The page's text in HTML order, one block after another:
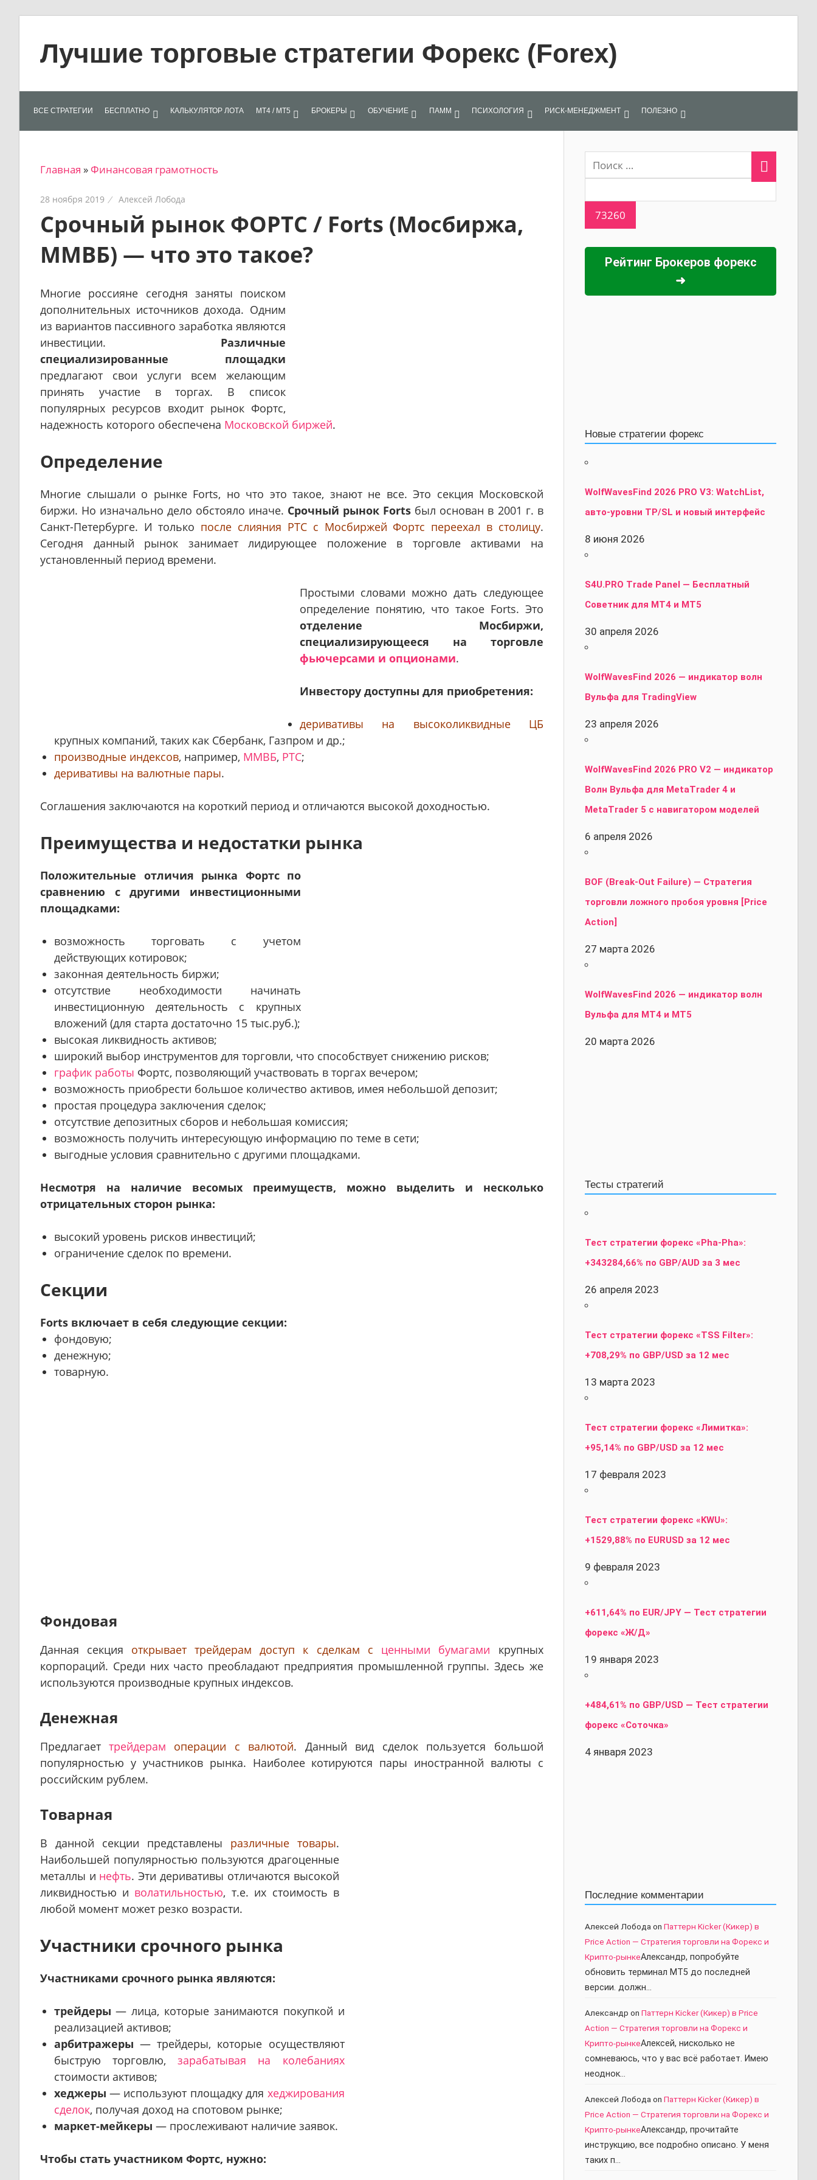
contentЛучшие торговые стратегии Форекс (Forex)
для
рынках:
сигналы,
новости…
ВСЕ СТРАТЕГИИ БЕСПЛАТНО КАЛЬКУЛЯТОР ЛОТА МТ4 / МТ5 БРОКЕРЫ ОБУЧЕНИЕ ПАММ ПСИХОЛОГИЯ РИСК-МЕНЕДЖМЕНТ ПОЛЕЗНО
Главная » Финансовая грамотность
28 ноября 2019 Алексей Лобода
Срочный рынок ФОРТС / Forts (Мосбиржа,
ММВБ) — что это такое?
Многие россияне сегодня заняты поиском
дополнительных источников дохода. Одним
из вариантов пассивного заработка являются
инвестиции. Различные
специализированные площадки
предлагают свои услуги всем желающим
принять участие в торгах. В список
популярных ресурсов входит рынок Фортс,
надежность которого обеспечена Московской биржей.
Определение
Многие слышали о рынке Forts, но что это такое, знают не все. Это секция Московской
биржи. Но изначально дело обстояло иначе. Срочный рынок Forts был основан в 2001 г. в
Санкт-Петербурге. И только после слияния РТС с Мосбиржей Фортс переехал в столицу.
Сегодня данный рынок занимает лидирующее положение в торговле активами на
установленный период времени.
Простыми словами можно дать следующее
определение понятию, что такое Forts. Это
отделение Мосбиржи,
специализирующееся на торговле
фьючерсами и опционами.
Инвестору доступны для приобретения:
деривативы на высоколиквидные ЦБ
крупных компаний, таких как Сбербанк, Газпром и др.;
производные индексов, например, ММВБ, РТС;
деривативы на валютные пары.
Соглашения заключаются на короткий период и отличаются высокой доходностью.
Преимущества и недостатки рынка
Положительные отличия рынка Фортс по
сравнению с другими инвестиционными
площадками:
возможность торговать с учетом
действующих котировок;
законная деятельность биржи;
отсутствие необходимости начинать
инвестиционную деятельность с крупных
вложений (для старта достаточно 15 тыс.руб.);
высокая ликвидность активов;
широкий выбор инструментов для торговли, что способствует снижению рисков;
график работы Фортс, позволяющий участвовать в торгах вечером;
возможность приобрести большое количество активов, имея небольшой депозит;
простая процедура заключения сделок;
отсутствие депозитных сборов и небольшая комиссия;
возможность получить интересующую информацию по теме в сети;
выгодные условия сравнительно с другими площадками.
Несмотря на наличие весомых преимуществ, можно выделить и несколько
отрицательных сторон рынка:
высокий уровень рисков инвестиций;
ограничение сделок по времени.
Секции
Forts включает в себя следующие секции:
фондовую;
денежную;
товарную.
Фондовая
Данная секция открывает трейдерам доступ к сделкам с ценными бумагами крупных
корпораций. Среди них часто преобладают предприятия промышленной группы. Здесь же
используются производные крупных индексов.
Денежная
Предлагает трейдерам операции с валютой. Данный вид сделок пользуется большой
популярностью у участников рынка. Наиболее котируются пары иностранной валюты с
российским рублем.
Товарная
В данной секции представлены различные товары.
Наибольшей популярностью пользуются драгоценные
металлы и нефть. Эти деривативы отличаются высокой
ликвидностью и волатильностью, т.е. их стоимость в
любой момент может резко возрасти.
Участники срочного рынка
Участниками срочного рынка являются:
трейдеры — лица, которые занимаются покупкой и
реализацией активов;
арбитражеры — трейдеры, которые осуществляют
быструю торговлю, зарабатывая на колебаниях
стоимости активов;
хеджеры — используют площадку для хеджирования
сделок, получая доход на спотовом рынке;
маркет-мейкеры — прослеживают наличие заявок.
Чтобы стать участником Фортс, нужно:
Рейтинг Брокеров форекс
➜
Новые стратегии форекс
WolfWavesFind 2026 PRO V3: WatchList,
авто-уровни TP/SL и новый интерфейс
8 июня 2026
S4U.PRO Trade Panel — Бесплатный
Советник для MT4 и MT5
30 апреля 2026
WolfWavesFind 2026 — индикатор волн
Вульфа для TradingView
23 апреля 2026
WolfWavesFind 2026 PRO V2 — индикатор
Волн Вульфа для MetaTrader 4 и
MetaTrader 5 с навигатором моделей
6 апреля 2026
BOF (Break-Out Failure) — Стратегия
торговли ложного пробоя уровня [Price
Action]
27 марта 2026
WolfWavesFind 2026 — индикатор волн
Вульфа для MT4 и MT5
20 марта 2026
Тесты стратегий
Тест стратегии форекс «Pha-Pha»:
+343284,66% по GBP/AUD за 3 мес
26 апреля 2023
Тест стратегии форекс «TSS Filter»:
+708,29% по GBP/USD за 12 мес
13 марта 2023
Тест стратегии форекс «Лимитка»:
+95,14% по GBP/USD за 12 мес
17 февраля 2023
Тест стратегии форекс «KWU»:
+1529,88% по EURUSD за 12 мес
9 февраля 2023
+611,64% по EUR/JPY — Тест стратегии
форекс «Ж/Д»
19 января 2023
+484,61% по GBP/USD — Тест стратегии
форекс «Соточка»
4 января 2023
Последние комментарии
Алексей Лободаon Паттерн Kicker (Кикер) в
Price Action — Стратегия торговли на Форекс и
Крипто-рынкеАлександр, попробуйте
обновить терминал МТ5 до последней
версии. должн…
Александр on Паттерн Kicker (Кикер) в Price
Action — Стратегия торговли на Форекс и
Крипто-рынкеАлексей, нисколько не
сомневаюсь, что у вас всё работает. Имею
неоднок…
Алексей Лободаon Паттерн Kicker (Кикер) в
Price Action — Стратегия торговли на Форекс и
Крипто-рынкеАлександр, прочитайте
инструкцию, все подробно описано. У меня
таких п…